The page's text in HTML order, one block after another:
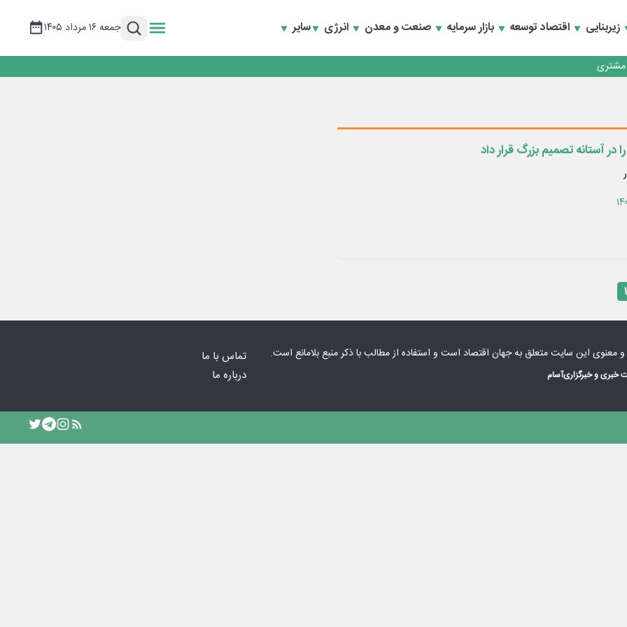
زیربنایی اقتصاد توسعه بازار سرمایه صنعت و معدن انرژی سایر جمعه ۱۶ مرداد ۱۴۰۵
و بازسازی اعتماد مشتریان
مشتری
و بازسازی اعتماد مشتریان
در آستانه تصمیم بزرگ قرار داد
۱
معنوی این سایت متعلق بهجهان اقتصاد است و استفاده از مطالب با ذکر منبع بلامانع است.
خبری و خبرگزاریآسام
تماس با ما
درباره ما